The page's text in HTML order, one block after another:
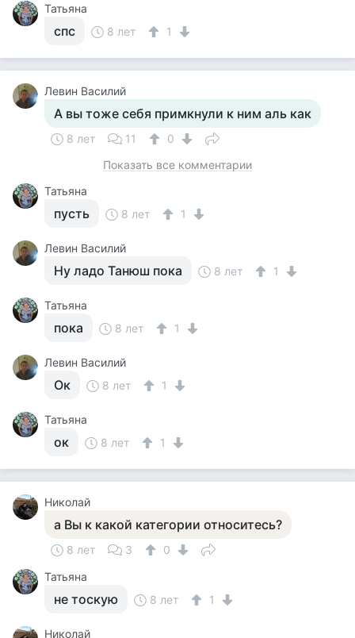
Татьяна
спс 8 лет 1
Левин Василий
А вы тоже себя примкнули к ним аль как
8 лет 11
0
Показать все комментарии
Татьяна
пусть 8 лет 1
Левин Василий
Ну ладо Танюш пока 8 лет 1
Татьяна
пока 8 лет 1
Левин Василий
Ок 8 лет 1
Татьяна
ок 8 лет 1
Николай
а Вы к какой категории относитесь?
8 лет 3
0
Татьяна
не тоскую 8 лет 1
Николай